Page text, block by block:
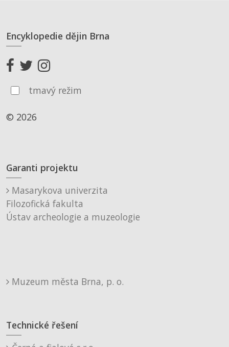
Encyklopedie dějin Brna
tmavý režim
© 2026
Garanti projektu
Masarykova univerzita
Filozofická fakulta
Ústav archeologie a muzeologie
Muzeum města Brna, p. o.
Technické řešení